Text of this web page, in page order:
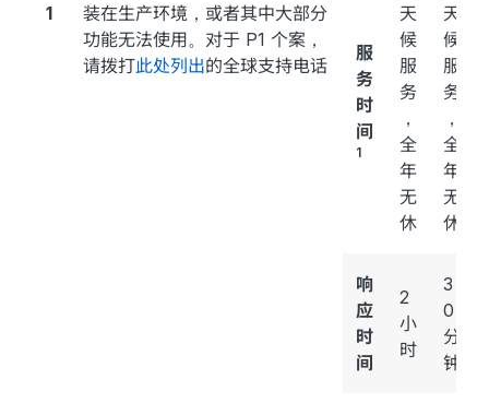
1
装在生产环境，或者其中大部分
功能无法使用。对于 P1 个案，
请拨打此处列出的全球支持电话
服
务
时
间
1
天
候
服
务
，
全
年
无
休
天
候
服
务
，
全
年
无
休
响
应
时
间
2
小
时
3
0
分
钟